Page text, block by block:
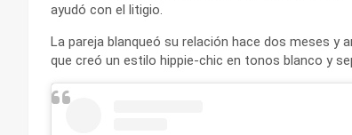
ayudó con el litigio.
La pareja blanqueó su relación hace dos meses
que creó un estilo hippie-chic en tonos blanco y